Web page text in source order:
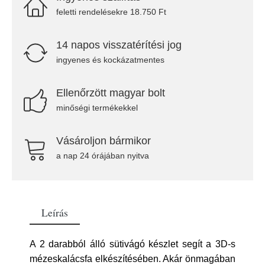
feletti rendelésekre 18.750 Ft
14 napos visszatérítési jog
ingyenes és kockázatmentes
Ellenőrzött magyar bolt
minőségi termékekkel
Vásároljon bármikor
a nap 24 órájában nyitva
Leírás
A 2 darabból álló sütivágó készlet segít a 3D-s
mézeskalácsfa elkészítésében. Akár önmagában